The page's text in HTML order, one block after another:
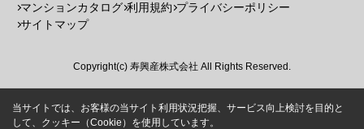
マンションカタログ 利用規約 プライバシーポリシー
サイトマップ
Copyright(c) 寿興産株式会社 All Rights Reserved.
当サイトでは、お客様の当サイト利用状況把握、サービス向上検討を目的と
して、クッキー（Cookie）を使用しています。